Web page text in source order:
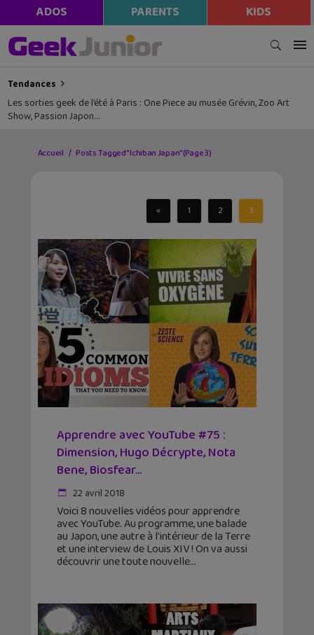
ADOS PARENTS KIDS
Tendances
Les sorties geek de l’été à Paris : One Piece au musée Grévin, Zoo Art
Show, Passion Japon…
Accueil Posts Tagged "Ichiban Japan"(Page 3)
« 1 2 3
Apprendre avec YouTube #75 :
Dimension, Hugo Décrypte, Nota
Bene, Biosfear…
22 avril 2018
Voici 8 nouvelles vidéos pour apprendre
avec YouTube. Au programme, une balade
au Japon, une autre à l'intérieur de la Terre
et une interview de Louis XIV ! On va aussi
découvrir une toute nouvelle